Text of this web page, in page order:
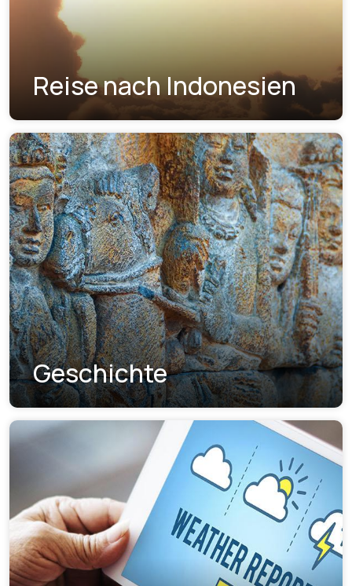
Reise nach Indonesien
Geschichte